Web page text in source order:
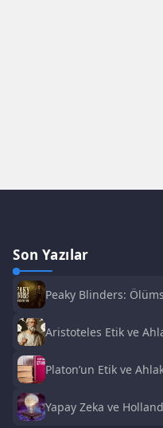
Son Yazılar
Peaky Blinders:
Oyuncuları ve
Aristoteles Etik ve
Platon’un Etik ve
Yapay Zeka ve